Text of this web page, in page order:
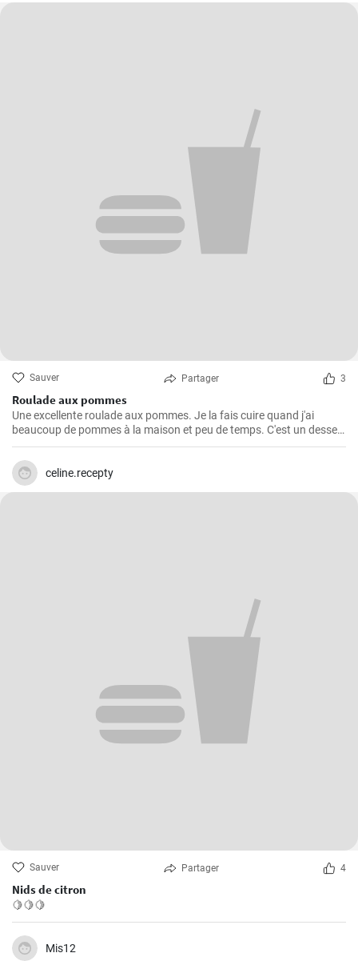
Sauver Partager 3
Roulade aux pommes
Une excellente roulade aux pommes. Je la fais cuire quand j'ai
beaucoup de pommes à la maison et peu de temps. C'est un dessert
rapide et facile qui plait toujours.
celine.recepty
Sauver Partager 4
Nids de citron
🍋🍋🍋
Mis12